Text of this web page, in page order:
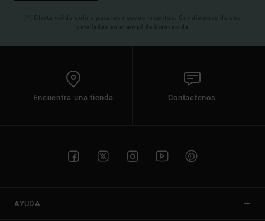
(*) Oferta valida online para los nuevos inscritos. Condiciones de uso
detalladas en el email de bienvenida
Encuentra una tienda Contactenos
AYUDA